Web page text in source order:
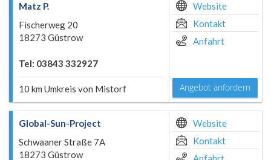
Matz P.
Fischerweg 20
18273 Güstrow
Tel: 03843 332927
10 km Umkreis von Mistorf
Website
Kontakt
Anfahrt
Angebot anfordern
Global-Sun-Project
Schwaaner Straße 7A
18273 Güstrow
Website
Kontakt